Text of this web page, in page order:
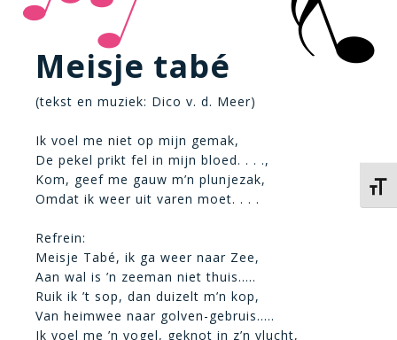
Meisje tabé
(tekst en muziek: Dico v. d. Meer)
Ik voel me niet op mijn gemak,
De pekel prikt fel in mijn bloed. . . .,
Kom, geef me gauw m’n plunjezak,
Omdat ik weer uit varen moet. . . .
Refrein:
Meisje Tabé, ik ga weer naar Zee,
Aan wal is ’n zeeman niet thuis…..
Ruik ik ’t sop, dan duizelt m’n kop,
Van heimwee naar golven-gebruis…..
Ik voel me ’n vogel, geknot in z’n vlucht,